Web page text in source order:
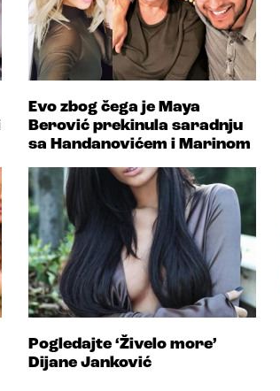
Evo zbog čega je Maya
Berović prekinula saradnju
sa Handanovićem i Marinom
Pogledajte ‘Živelo more’
Dijane Janković